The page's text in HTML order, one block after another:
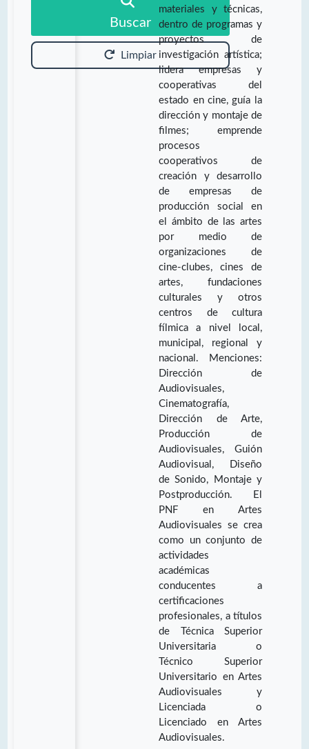
Buscar
Limpiar
materiales y técnicas,
dentro de programas y
proyectos de
investigación artística;
lidera empresas y
cooperativas del
estado en cine, guía la
dirección y montaje de
filmes; emprende
procesos
cooperativos de
creación y desarrollo
de empresas de
producción social en
el ámbito de las artes
por medio de
organizaciones de
cine-clubes, cines de
artes, fundaciones
culturales y otros
centros de cultura
fílmica a nivel local,
municipal, regional y
nacional. Menciones:
Dirección de
Audiovisuales,
Cinematografía,
Dirección de Arte,
Producción de
Audiovisuales, Guión
Audiovisual, Diseño
de Sonido, Montaje y
Postproducción. El
PNF en Artes
Audiovisuales se crea
como un conjunto de
actividades
académicas
conducentes a
certificaciones
profesionales, a títulos
de Técnica Superior
Universitaria o
Técnico Superior
Universitario en Artes
Audiovisuales y
Licenciada o
Licenciado en Artes
Audiovisuales.